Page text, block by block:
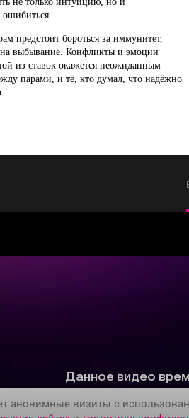
предстоит бороться за иммунитет,
выбывание. Конфликты и эмоции
из ставок окажется неожиданным —
парами, и те, кто думал, что надёжно